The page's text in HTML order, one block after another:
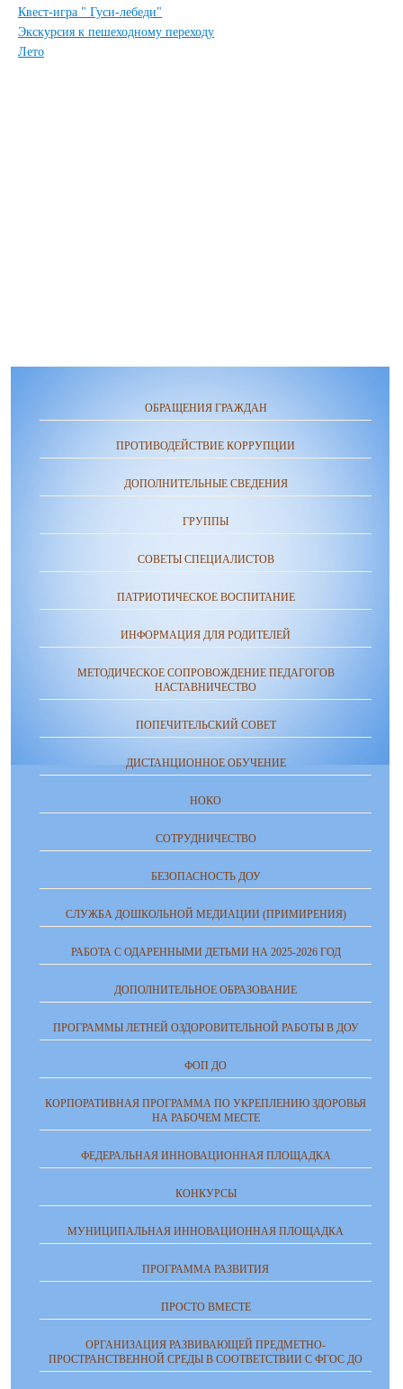
Квест-игра " Гуси-лебеди"
Экскурсия к пешеходному переходу
Лето
ОБРАЩЕНИЯ ГРАЖДАН
ПРОТИВОДЕЙСТВИЕ КОРРУПЦИИ
ДОПОЛНИТЕЛЬНЫЕ СВЕДЕНИЯ
ГРУППЫ
СОВЕТЫ СПЕЦИАЛИСТОВ
ПАТРИОТИЧЕСКОЕ ВОСПИТАНИЕ
ИНФОРМАЦИЯ ДЛЯ РОДИТЕЛЕЙ
МЕТОДИЧЕСКОЕ СОПРОВОЖДЕНИЕ ПЕДАГОГОВ
НАСТАВНИЧЕСТВО
ПОПЕЧИТЕЛЬСКИЙ СОВЕТ
ДИСТАНЦИОННОЕ ОБУЧЕНИЕ
НОКО
СОТРУДНИЧЕСТВО
БЕЗОПАСНОСТЬ ДОУ
СЛУЖБА ДОШКОЛЬНОЙ МЕДИАЦИИ (ПРИМИРЕНИЯ)
РАБОТА С ОДАРЕННЫМИ ДЕТЬМИ НА 2025-2026 ГОД
ДОПОЛНИТЕЛЬНОЕ ОБРАЗОВАНИЕ
ПРОГРАММЫ ЛЕТНЕЙ ОЗДОРОВИТЕЛЬНОЙ РАБОТЫ В ДОУ
ФОП ДО
КОРПОРАТИВНАЯ ПРОГРАММА ПО УКРЕПЛЕНИЮ ЗДОРОВЬЯ
НА РАБОЧЕМ МЕСТЕ
ФЕДЕРАЛЬНАЯ ИННОВАЦИОННАЯ ПЛОЩАДКА
КОНКУРСЫ
МУНИЦИПАЛЬНАЯ ИННОВАЦИОННАЯ ПЛОЩАДКА
ПРОГРАММА РАЗВИТИЯ
ПРОСТО ВМЕСТЕ
ОРГАНИЗАЦИЯ РАЗВИВАЮЩЕЙ ПРЕДМЕТНО-
ПРОСТРАНСТВЕННОЙ СРЕДЫ В СООТВЕТСТВИИ С ФГОС ДО